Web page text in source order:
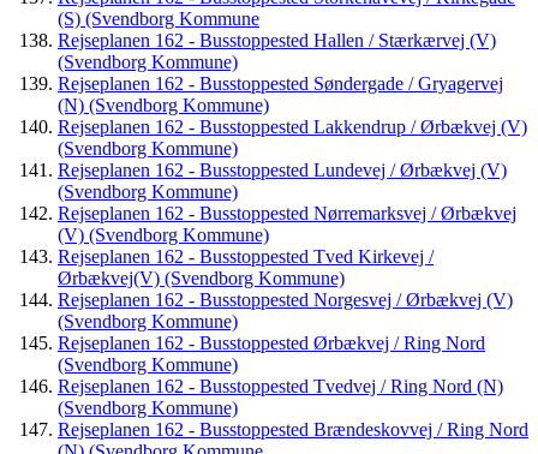
(S) (Svendborg Kommune
Rejseplanen 162 - Busstoppested Hallen / Stærkærvej (V)
(Svendborg Kommune)
Rejseplanen 162 - Busstoppested Søndergade / Gryagervej
(N) (Svendborg Kommune)
Rejseplanen 162 - Busstoppested Lakkendrup / Ørbækvej (V)
(Svendborg Kommune)
Rejseplanen 162 - Busstoppested Lundevej / Ørbækvej (V)
(Svendborg Kommune)
Rejseplanen 162 - Busstoppested Nørremarksvej / Ørbækvej
(V) (Svendborg Kommune)
Rejseplanen 162 - Busstoppested Tved Kirkevej /
Ørbækvej(V) (Svendborg Kommune)
Rejseplanen 162 - Busstoppested Norgesvej / Ørbækvej (V)
(Svendborg Kommune)
Rejseplanen 162 - Busstoppested Ørbækvej / Ring Nord
(Svendborg Kommune)
Rejseplanen 162 - Busstoppested Tvedvej / Ring Nord (N)
(Svendborg Kommune)
Rejseplanen 162 - Busstoppested Brændeskovvej / Ring Nord